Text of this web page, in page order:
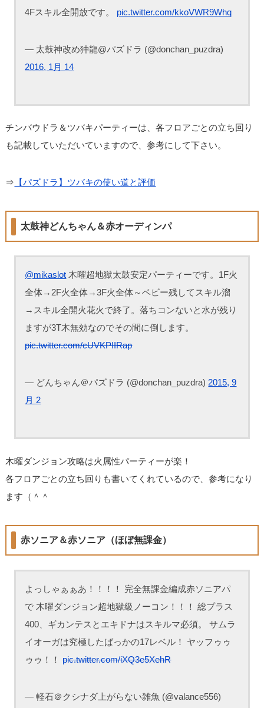
4Fスキル全開放です。 pic.twitter.com/kkoVWR9Whq
— 太鼓神改め狆龍@パズドラ (@donchan_puzdra)
2016, 1月 14
チンバウドラ＆ツバキパーティーは、各フロアごとの立ち回り
も記載していただいていますので、参考にして下さい。
⇒ 【パズドラ】ツバキの使い道と評価
太鼓神どんちゃん＆赤オーディンパ
@mikaslot 木曜超地獄太鼓安定パーティーです。1F火
全体→2F火全体→3F火全体～ベビー残してスキル溜
→スキル全開火花火で終了。落ちコンないと水が残り
ますが3T木無効なのでその間に倒します。
pic.twitter.com/cUVKPIIRap
— どんちゃん＠パズドラ (@donchan_puzdra) 2015, 9
月 2
木曜ダンジョン攻略は火属性パーティーが楽！
各フロアごとの立ち回りも書いてくれているので、参考になり
ます（＾＾
赤ソニア＆赤ソニア（ほぼ無課金）
よっしゃぁぁあ！！！！ 完全無課金編成赤ソニアパ
で 木曜ダンジョン超地獄級ノーコン！！！ 総プラス
400、ギカンテスとエキドナはスキルマ必須。 サムラ
イオーガは究極したばっかの17レベル！ ヤッフゥゥ
ゥゥ！！pic.twitter.com/iXQ3e5XehR
— 軽石＠クシナダ上がらない雑魚 (@valance556)